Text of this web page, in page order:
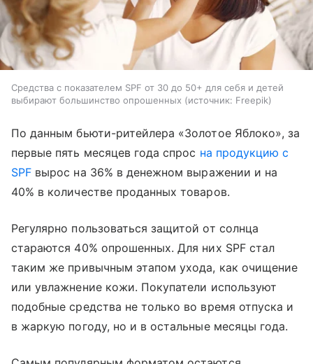
Средства с показателем SPF от 30 до 50+ для себя и детей
выбирают большинство опрошенных
источник: Freepik
По данным бьюти-ритейлера «Золотое Яблоко», за
первые пять месяцев года спрос на продукцию с
SPF вырос на 36% в денежном выражении и на
40% в количестве проданных товаров.
Регулярно пользоваться защитой от солнца
стараются 40% опрошенных. Для них SPF стал
таким же привычным этапом ухода, как очищение
или увлажнение кожи. Покупатели используют
подобные средства не только во время отпуска и
в жаркую погоду, но и в остальные месяцы года.